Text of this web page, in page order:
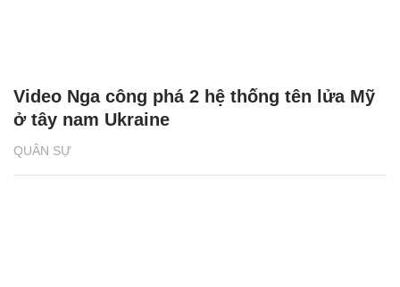
QUÂN SỰ
Video Nga công phá 2 hệ thống tên lửa Mỹ
ở tây nam Ukraine